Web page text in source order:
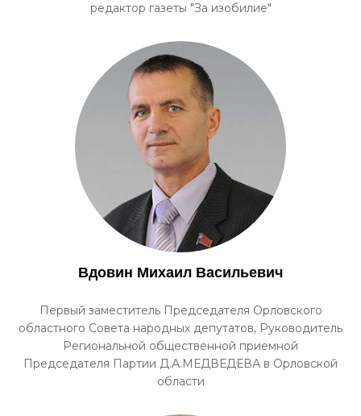
редактор газеты "За изобилие"
Вдовин Михаил Васильевич
Первый заместитель Председателя Орловского
областного Совета народных депутатов, Руководитель
Региональной общественной приемной
Председателя Партии Д.А.МЕДВЕДЕВА в Орловской
области